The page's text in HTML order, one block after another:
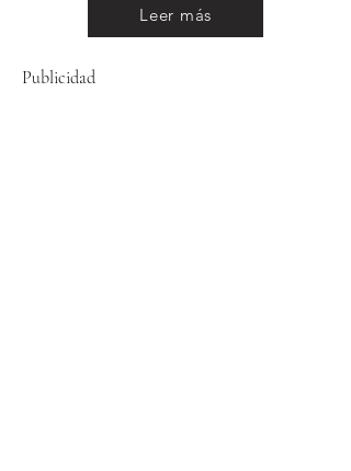
Leer más
Publicidad